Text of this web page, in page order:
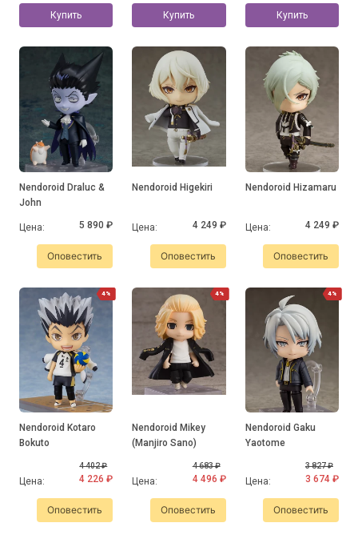
Купить Купить Купить
Nendoroid Draluc &
John
Цена: 5 890 ₽
Оповестить
Nendoroid Higekiri
Цена: 4 249 ₽
Оповестить
Nendoroid Hizamaru
Цена: 4 249 ₽
Оповестить
4%
Nendoroid Kotaro
Bokuto
Цена:
4 402 ₽
4 226 ₽
Оповестить
4%
Nendoroid Mikey
(Manjiro Sano)
Цена:
4 683 ₽
4 496 ₽
Оповестить
4%
Nendoroid Gaku
Yaotome
Цена:
3 827 ₽
3 674 ₽
Оповестить